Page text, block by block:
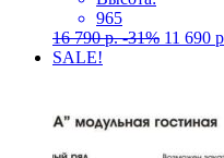
965
16 790р. -31% 11 690
SALE!